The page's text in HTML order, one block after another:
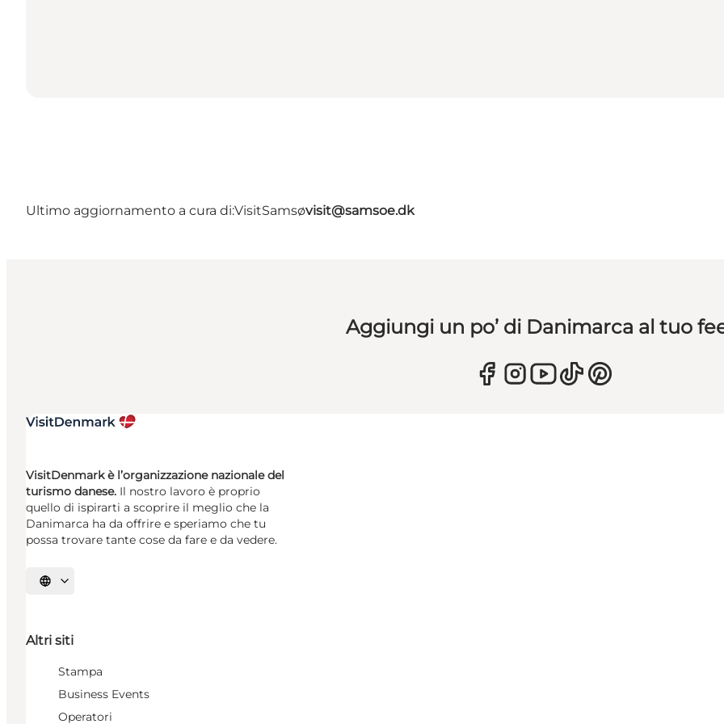
Ultimo aggiornamento a cura di:VisitSamsøvisit@samsoe.dk
Aggiungi un po’ di Danimarca al tuo
VisitDenmark è l’organizzazione nazionale del
turismo danese. Il nostro lavoro è proprio
quello di ispirarti a scoprire il meglio che la
Danimarca ha da offrire e speriamo che tu
possa trovare tante cose da fare e da vedere.
Seleziona la lingua
Altri siti
Stampa
Business Events
Operatori